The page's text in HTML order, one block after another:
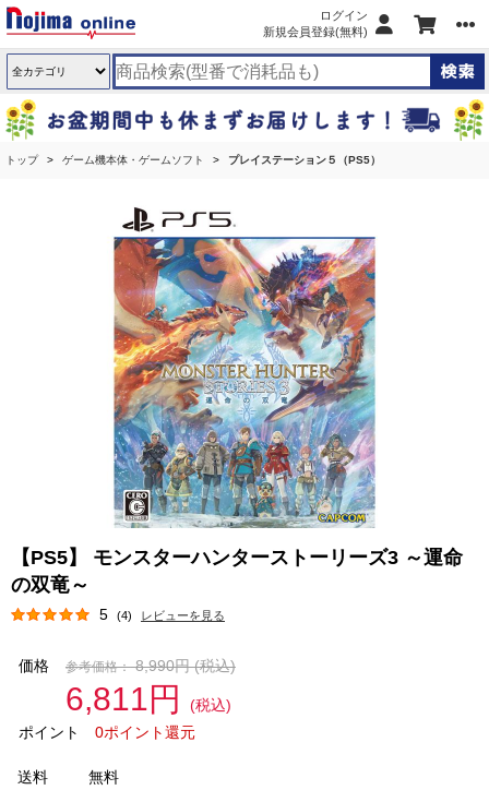
ログイン
新規会員登録(無料)
トップ ゲーム機本体・ゲームソフト プレイステーション５（PS5）
【PS5】 モンスターハンターストーリーズ3 ～運命
の双竜～
5 (4) レビューを見る
価格 参考価格： 8,990円(税込)
6,811円
(税込)
ポイント
0ポイント還元
送料
無料